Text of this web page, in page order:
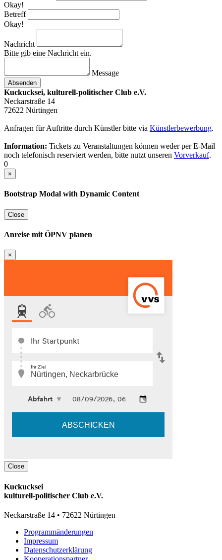
Okay!
Betreff
Okay!
Nachricht
Bitte gib eine Nachricht ein.
Message
Absenden
Kuckucksei, kulturell-politischer Club e.V.
Neckarstraße 14
72622 Nürtingen
Anfragen für Auftritte durch Künstler bitte via Künstlerbewerbung.
Information: Tickets zu Veranstaltungen können weder per E-Mail
noch telefonisch reserviert werden, bitte nutzt unseren Vorverkauf.
0
×
Bootstrap Modal with Dynamic Content
Close
Anreise mit ÖPNV planen
×
Close
Kuckucksei
kulturell-politischer Club e.V.
Neckarstraße 14 • 72622 Nürtingen
Programmänderungen
Impressum
Datenschutzerklärung